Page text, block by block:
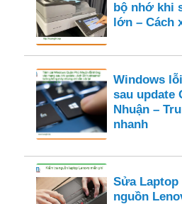
bộ nhớ khi
lớn – Cách
Windows
sau update
Nhuận –
nhanh
Sửa
nguồn